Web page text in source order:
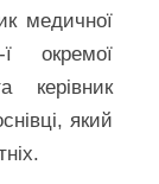
медичної
окремої
керівник
який